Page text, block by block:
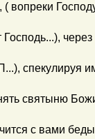
( вопреки
Господь...),
спекулируя
святыню
с вами